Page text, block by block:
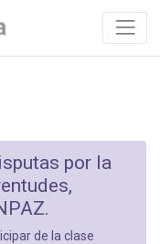
por la
de la clase